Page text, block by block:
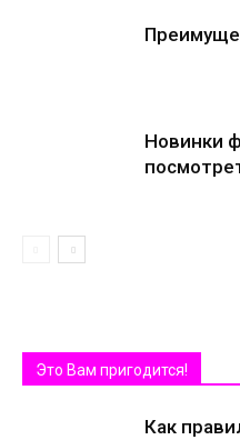
Новинки
Это Вам пригодится!
Как